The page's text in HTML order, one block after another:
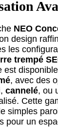
NEO
design
les
trempé
est
, avec des
, cannelé, ou
Cette
simples
pour un